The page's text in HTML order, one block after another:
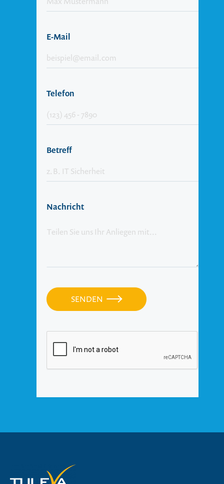
E-Mail
Telefon
Betreff
Nachricht
